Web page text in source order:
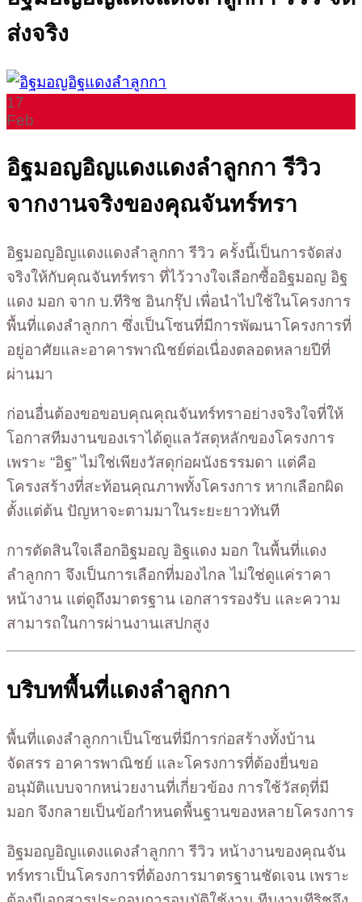
ส่งจริง
17
Feb
อิฐมอญอิญแดงแดงลำลูกกา รีวิว
จากงานจริงของคุณจันทร์ทรา
อิฐมอญอิญแดงแดงลำลูกกา รีวิว ครั้งนี้เป็นการจัดส่ง
จริงให้กับคุณจันทร์ทรา ที่ไว้วางใจเลือกซื้ออิฐมอญ อิฐ
แดง มอก จาก บ.ทีริช อินกรุ๊ป เพื่อนำไปใช้ในโครงการ
พื้นที่แดงลำลูกกา ซึ่งเป็นโซนที่มีการพัฒนาโครงการที่
อยู่อาศัยและอาคารพาณิชย์ต่อเนื่องตลอดหลายปีที่
ผ่านมา
ก่อนอื่นต้องขอขอบคุณคุณจันทร์ทราอย่างจริงใจที่ให้
โอกาสทีมงานของเราได้ดูแลวัสดุหลักของโครงการ
เพราะ “อิฐ” ไม่ใช่เพียงวัสดุก่อผนังธรรมดา แต่คือ
โครงสร้างที่สะท้อนคุณภาพทั้งโครงการ หากเลือกผิด
ตั้งแต่ต้น ปัญหาจะตามมาในระยะยาวทันที
การตัดสินใจเลือกอิฐมอญ อิฐแดง มอก ในพื้นที่แดง
ลำลูกกา จึงเป็นการเลือกที่มองไกล ไม่ใช่ดูแค่ราคา
หน้างาน แต่ดูถึงมาตรฐาน เอกสารรองรับ และความ
สามารถในการผ่านงานเสปกสูง
บริบทพื้นที่แดงลำลูกกา
พื้นที่แดงลำลูกกาเป็นโซนที่มีการก่อสร้างทั้งบ้าน
จัดสรร อาคารพาณิชย์ และโครงการที่ต้องยื่นขอ
อนุมัติแบบจากหน่วยงานที่เกี่ยวข้อง การใช้วัสดุที่มี
มอก จึงกลายเป็นข้อกำหนดพื้นฐานของหลายโครงการ
อิฐมอญอิญแดงแดงลำลูกกา รีวิว หน้างานของคุณจัน
ทร์ทราเป็นโครงการที่ต้องการมาตรฐานชัดเจน เพราะ